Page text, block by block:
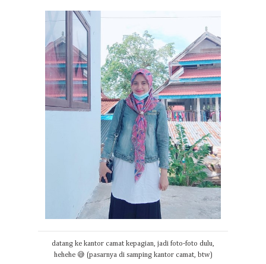
datang ke kantor camat kepagian, jadi foto-foto dulu,
hehehe 😅 (pasarnya di samping kantor camat, btw)